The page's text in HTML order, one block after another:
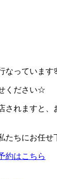
なっています
ください☆
されますと、
たちにお任
約はこちら